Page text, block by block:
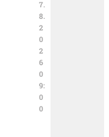
7.
8.
2
0
2
6
0
9:
0
0